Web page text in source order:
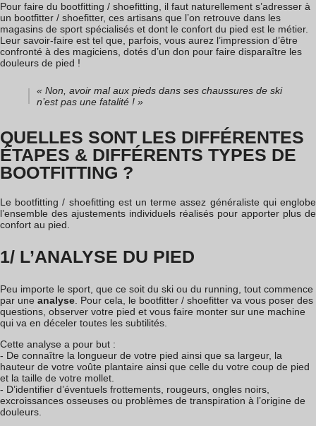
Pour faire du bootfitting / shoefitting, il faut naturellement s’adresser à
un bootfitter / shoefitter, ces artisans que l’on retrouve dans les
magasins de sport spécialisés et dont le confort du pied est le métier.
Leur savoir-faire est tel que, parfois, vous aurez l’impression d’être
confronté à des magiciens, dotés d’un don pour faire disparaître les
douleurs de pied !
« Non, avoir mal aux pieds dans ses chaussures de ski
n’est pas une fatalité ! »
QUELLES SONT LES DIFFÉRENTES
ÉTAPES & DIFFÉRENTS TYPES DE
BOOTFITTING ?
Le bootfitting / shoefitting est un terme assez généraliste qui englobe
l’ensemble des ajustements individuels réalisés pour apporter plus de
confort au pied.
1/ L’ANALYSE DU PIED
Peu importe le sport, que ce soit du ski ou du running, tout commence
par une analyse . Pour cela, le bootfitter / shoefitter va vous poser des
questions, observer votre pied et vous faire monter sur une machine
qui va en déceler toutes les subtilités.
Cette analyse a pour but :
- De connaître la longueur de votre pied ainsi que sa largeur, la
hauteur de votre voûte plantaire ainsi que celle du votre coup de pied
et la taille de votre mollet.
- D’identifier d’éventuels frottements, rougeurs, ongles noirs,
excroissances osseuses ou problèmes de transpiration à l’origine de
douleurs.